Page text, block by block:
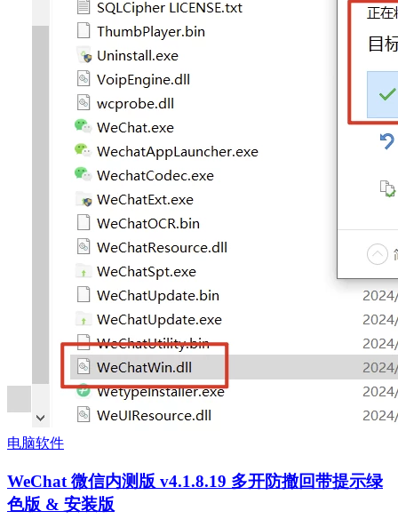
电脑软件
WeChat 微信内测版 v4.1.8.19 多开防撤回带提示绿
色版 & 安装版